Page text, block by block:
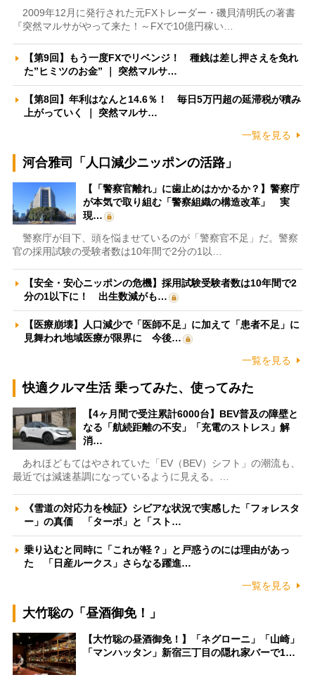
2009年12月に発行された元FXトレーダー・磯貝清明氏の著書
『突然マルサがやって来た！～FXで10億円稼い…
【第9回】もう一度FXでリベンジ！ 種銭は差し押さえを免れ
た”ヒミツのお金” ｜ 突然マルサ…
【第8回】年利はなんと14.6％！ 毎日5万円超の延滞税が積み
上がっていく ｜ 突然マルサ…
一覧を見る
河合雅司「人口減少ニッポンの活路」
【「警察官離れ」に歯止めはかかるか？】警察庁
が本気で取り組む「警察組織の構造改革」 実
現…
警察庁が目下、頭を悩ませているのが「警察官不足」だ。警察
官の採用試験の受験者数は10年間で2分の1以…
【安全・安心ニッポンの危機】採用試験受験者数は10年間で2
分の1以下に！ 出生数減がも…
【医療崩壊】人口減少で「医師不足」に加えて「患者不足」に
見舞われ地域医療が限界に 今後…
一覧を見る
快適クルマ生活 乗ってみた、使ってみた
【4ヶ月間で受注累計6000台】BEV普及の障壁と
なる「航続距離の不安」「充電のストレス」解
消…
あれほどもてはやされていた「EV（BEV）シフト」の潮流も、
最近では減速基調になっているように見える。…
《雪道の対応力を検証》シビアな状況で実感した「フォレスタ
ー」の真価 「ターボ」と「スト…
乗り込むと同時に「これが軽？」と戸惑うのには理由があっ
た 「日産ルークス」さらなる躍進…
一覧を見る
大竹聡の「昼酒御免！」
【大竹聡の昼酒御免！】「ネグローニ」「山崎」
「マンハッタン」新宿三丁目の隠れ家バーで1…